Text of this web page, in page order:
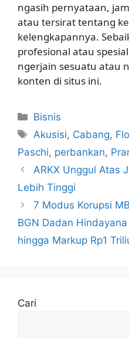
ngasih pernyataan,
atau tersirat tentang
kelengkapannya.
profesional atau
ngerjain sesuatu atau
konten di situs ini.
Kategori
Bisnis
Tag
Akusisi, Cabang,
Paschi, perbankan,
ARKX Unggul Atas
Lebih Tinggi
7 Modus Korupsi
BGN Dadan
hingga Markup Rp1
Cari